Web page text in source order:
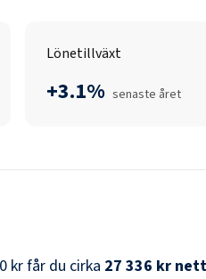
Lönetillväxt
+3.1% senaste året
krfår du cirka 27 336 kr